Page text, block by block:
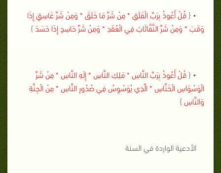
• {قُلْ أَعُوذُ بِرَبِّ الْفَلَقِ * مِنْ شَرِّ مَا خَلَقَ * وَمِنْ شَرِّ غَاسِقٍ إِذَا
وَقَبَ * وَمِنْ شَرِّ النَّفَّاثَاتِ فِي الْعُقَدِ * وَمِنْ شَرِّ حَاسِدٍ إِذَا حَسَدَ }
• {قُلْ أَعُوذُ بِرَبِّ النَّاسِ * مَلِكِ النَّاسِ * إِلَهِ النَّاسِ * مِنْ شَرِّ
الْوَسْوَاسِ الْخَنَّاسِ * الَّذِي يُوَسْوِسُ فِي صُدُورِ النَّاسِ * مِنْ الْجِنَّةِ
وَالنَّاسِ }
الأدعية الواردة في السنة